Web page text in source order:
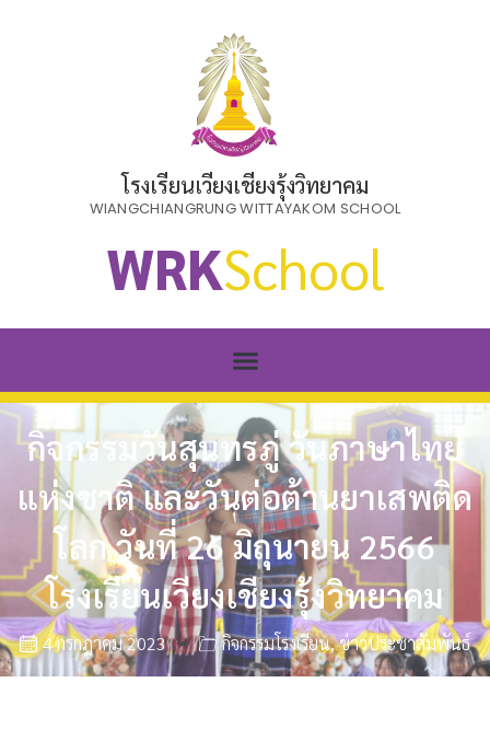
โรงเรียนเวียงเชียงรุ้งวิทยาคม
WIANGCHIANGRUNG WITTAYAKOM SCHOOL
WRKSchool
กิจกรรมวันสุนทรภู่ วันภาษาไทย
แห่งชาติ และวันต่อต้านยาเสพติด
โลก วันที่ 26 มิถุนายน 2566
โรงเรียนเวียงเชียงรุ้งวิทยาคม
4 กรกฎาคม 2023 กิจกรรมโรงเรียน,ข่าวประชาสัมพันธ์